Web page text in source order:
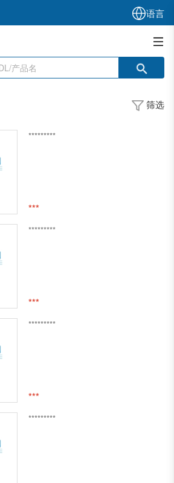
语言
筛选
*********
***
*********
***
*********
***
*********